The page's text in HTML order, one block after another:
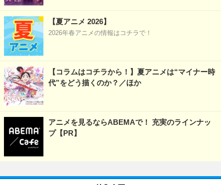
【夏アニメ 2026】
2026年春アニメの情報はコチラで！
【コラムはコチラから！】夏アニメは“マイナー時
代”をどう描くのか？／ほか
アニメを見るならABEMAで！ 充実のラインナッ
プ【PR】